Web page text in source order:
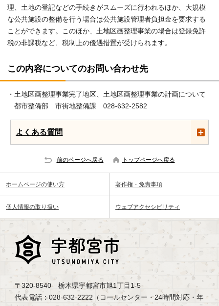
理、土地の登記などの手続きがスムーズに行われるほか、大規模
な公共施設の整備を行う場合は公共施設管理者負担金を要求する
ことができます。このほか、土地区画整理事業の場合は登録免許
税の非課税など、税制上の優遇措置が受けられます。
この内容についてのお問い合わせ先
・土地区画整理事業完了地区、土地区画整理事業の計画について
都市整備部 市街地整備課 028-632-2582
よくある質問
前のページへ戻る トップページへ戻る
ホームページの使い方 著作権・免責事項
個人情報の取り扱い ウェブアクセシビリティ
〒320-8540 栃木県宇都宮市旭1丁目1-5
代表電話：028-632-2222（コールセンター・24時間対応・年